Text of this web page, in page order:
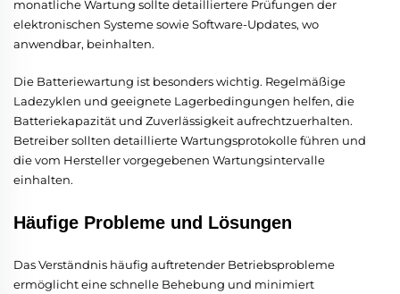
monatliche Wartung sollte detailliertere Prüfungen der
elektronischen Systeme sowie Software-Updates, wo
anwendbar, beinhalten.
Die Batteriewartung ist besonders wichtig. Regelmäßige
Ladezyklen und geeignete Lagerbedingungen helfen, die
Batteriekapazität und Zuverlässigkeit aufrechtzuerhalten.
Betreiber sollten detaillierte Wartungsprotokolle führen und
die vom Hersteller vorgegebenen Wartungsintervalle
einhalten.
Häufige Probleme und Lösungen
Das Verständnis häufig auftretender Betriebsprobleme
ermöglicht eine schnelle Behebung und minimiert